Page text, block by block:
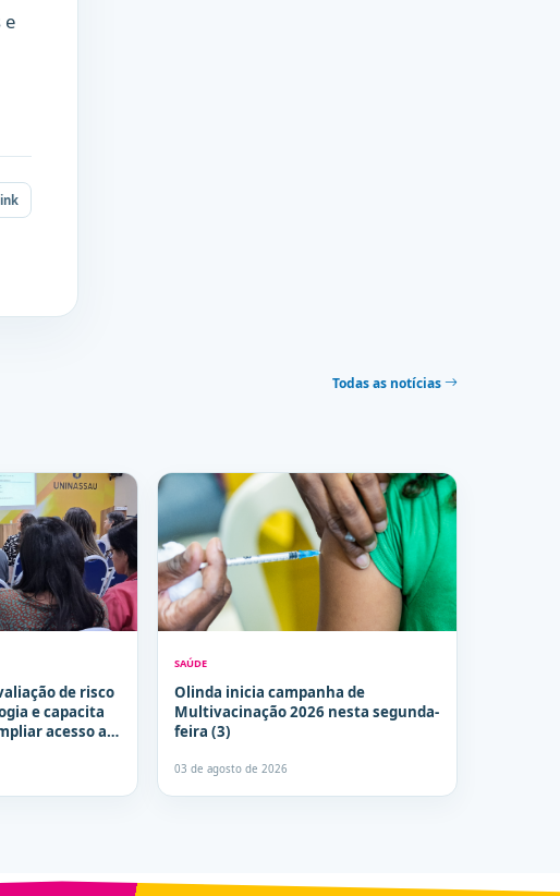
e
Todas as notícias
de risco
e capacita
acesso a
SAÚDE
Olinda inicia campanha de
Multivacinação 2026 nesta segunda-
feira (3)
03 de agosto de 2026